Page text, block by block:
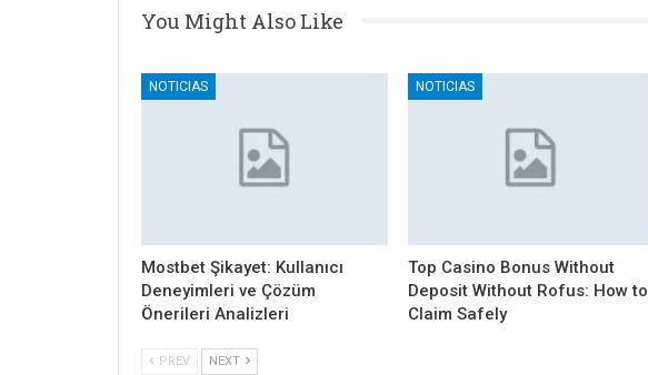
You Might Also Like
NOTICIAS
Mostbet Şikayet: Kullanıcı
Deneyimleri ve Çözüm
Önerileri Analizleri
NOTICIAS
Top Casino Bonus Without
Deposit Without Rofus: How to
Claim Safely
PREV NEXT